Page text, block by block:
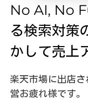
No AI, No
る検索対策
かして売上
楽天市場に出店
営お疲れ様です